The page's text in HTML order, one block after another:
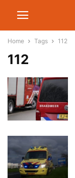
Home Tags 112
112